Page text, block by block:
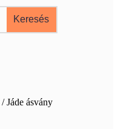
/ Jáde ásvány